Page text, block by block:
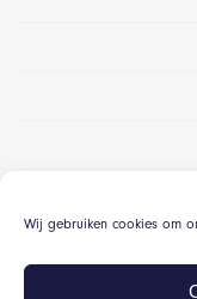
Wij gebruiken cookies om